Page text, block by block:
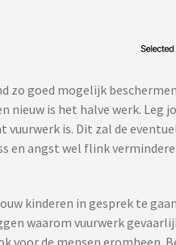
zo goed mogelijk
nieuw is het halve werk. Leg
vuurwerk is. Dit zal de
en angst wel flink
kinderen in gesprek te
waarom vuurwerk
voor de mensen eromheen.